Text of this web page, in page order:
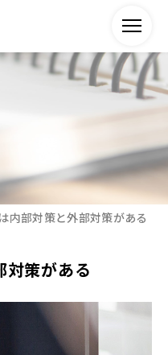
内部対策と外部対策がある
対策がある